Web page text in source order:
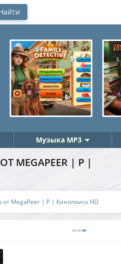
Музыка MP3
MEGAPEER | P |
от MegaPeer | P | Кинопоиск HD